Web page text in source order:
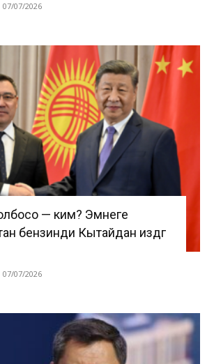
07/07/2026
— ким? Эмнеге
бензинди Кытайдан издөөгө
07/07/2026